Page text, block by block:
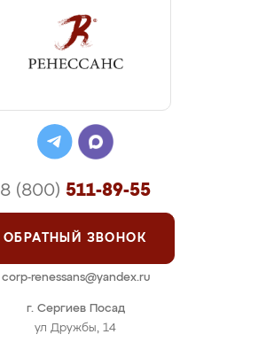
г. Сергиев Посад
ул Дружбы, 14
8 (800) 511-89-55
ОБРАТНЫЙ ЗВОНОК
corp-renessans@yandex.ru